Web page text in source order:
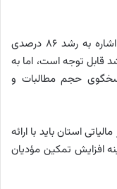
مقام عالی دولت در استان تهران در ادامه با اشاره به رشد ۸۶ درصدی
قابل توجه است، اما به
حجم مطالبات و
استان باید با ارائه
افزایش تمکین مؤدیان